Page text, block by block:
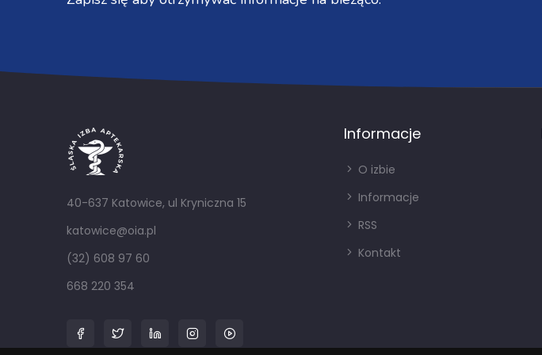
40-637 Katowice, ul Kryniczna 15
katowice@oia.pl
(32) 608 97 60
668 220 354
Informacje
O izbie
Informacje
RSS
Kontakt